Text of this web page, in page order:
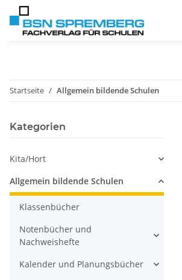
Startseite Allgemein bildende Schulen
Kategorien
Kita/Hort
Allgemein bildende Schulen
Klassenbücher
Notenbücher und
Nachweishefte
Kalender und Planungsbücher